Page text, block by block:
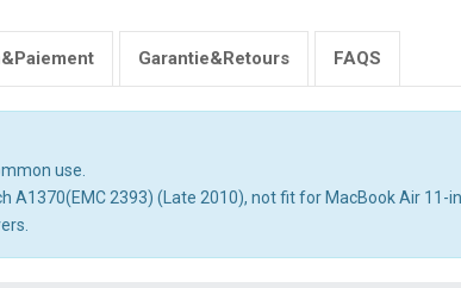
Garantie&Retours FAQS
use.
A1370(EMC 2393) (Late 2010), not fit for MacBook Air 11-